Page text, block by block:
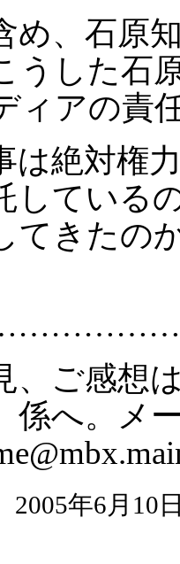
、石原
うした石
ィアの責
絶対権
している
てきたの
ご感想
係へ。メ
2005年6月 10